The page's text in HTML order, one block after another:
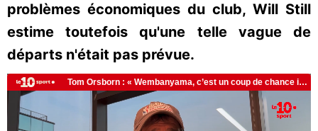
problèmes économiques du club, Will Still
estime toutefois qu'une telle vague de
départs n'était pas prévue.